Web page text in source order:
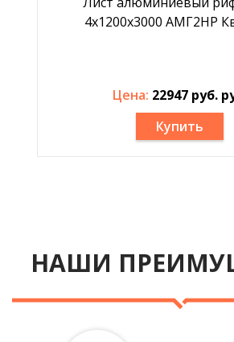
4х1200х3000 АМГ2НР
Цена: 22947 руб.
Купить
НАШИ